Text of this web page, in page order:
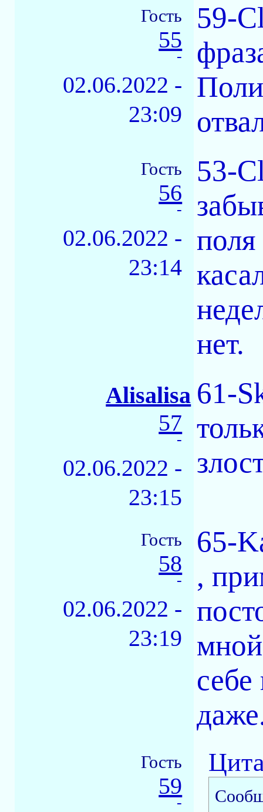
Гость
55
-
02.06.2022 -
23:09
59-
Гость
56
-
02.06.2022 -
23:14
53-
нет.
Alisalisa
57
-
02.06.2022 -
23:15
61-
Гость
58
-
02.06.2022 -
23:19
65-
,
Гость
59
-